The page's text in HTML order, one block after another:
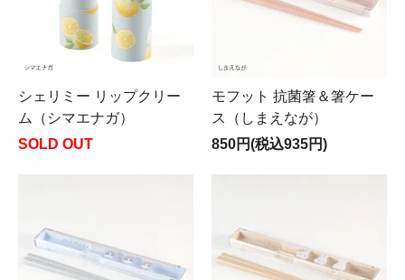
シェリミー リップクリー
ム（シマエナガ）
SOLD OUT
モフット 抗菌箸＆箸ケー
ス（しまえなが）
850円(税込935円)